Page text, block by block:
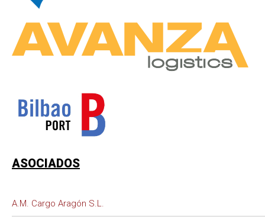
ASOCIADOS
A.M. Cargo Aragón S.L.